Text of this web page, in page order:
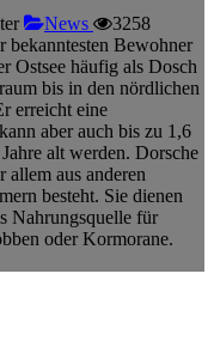
News
3258
bekanntesten Bewohner
Ostsee häufig als Dosch
bis in den nördlichen
erreicht eine
aber auch bis zu 1,6
alt werden. Dorsche
allem aus anderen
besteht. Sie dienen
Nahrungsquelle für
oder Kormorane.